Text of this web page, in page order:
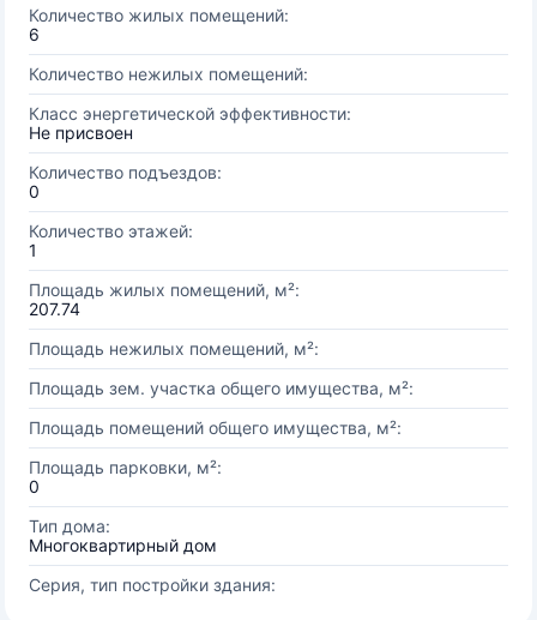
Количество жилых помещений:
6
Количество нежилых помещений:
Класс энергетической эффективности:
Не присвоен
Количество подъездов:
0
Количество этажей:
1
Площадь жилых помещений, м²:
207.74
Площадь нежилых помещений, м²:
Площадь зем. участка общего имущества, м²:
Площадь помещений общего имущества, м²:
Площадь парковки, м²:
0
Тип дома:
Многоквартирный дом
Серия, тип постройки здания: